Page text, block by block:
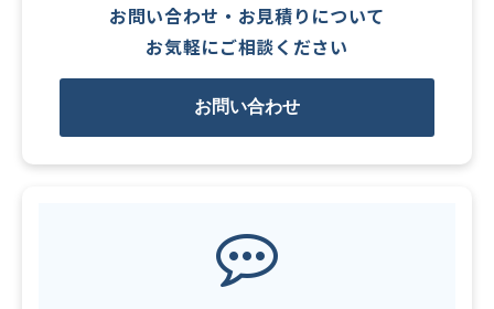
お問い合わせ・お見積りについて
お気軽にご相談ください
お問い合わせ